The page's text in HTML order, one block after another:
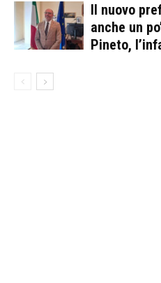
Il nuovo
anche un
Pineto,